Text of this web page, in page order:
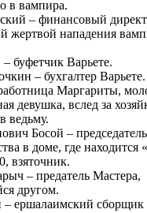
в вампира.
– финансовый
жертвой нападения
буфетчик Варьете.
– бухгалтер Варьете.
Маргариты,
девушка, вслед за
ведьму.
Босой – председатель
в доме, где находится
взяточник.
– предатель Мастера,
другом.
ершалаимский сборщик